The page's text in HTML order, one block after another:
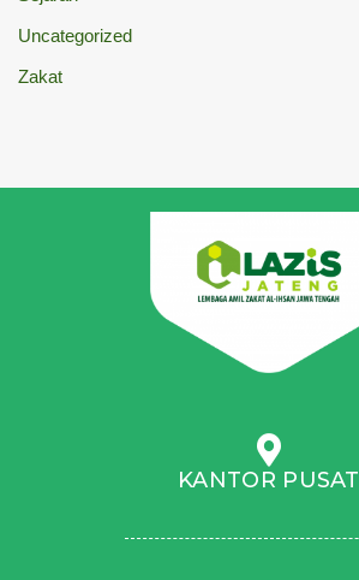
Uncategorized
Zakat
KANTOR PUSAT